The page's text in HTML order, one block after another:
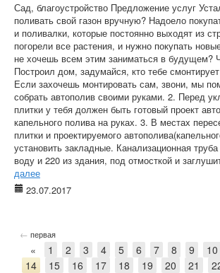
Сад, благоустройство Предложение услуг
поливать свой газон вручную? Надоело
и поливалки, которые постоянно выходят из
погорели все растения, и нужно покупать
не хочешь всем этим заниматься в будущем?
Построил дом, задумайся, кто тебе
Если захочешь монтировать сам, звони, мы
собрать автополив своими руками. 2. Перед
плитки у тебя должен быть готовый проект
капельного полива на руках. 3. В местах
плитки и проектируемого
установить закладные. Канализационная
воду и 220 из здания, под отмосткой и
далее
23.07.2017
← первая
« 1 2 3 4 5 6 7 8 9 10
14
15 16 17 18 19 20 21